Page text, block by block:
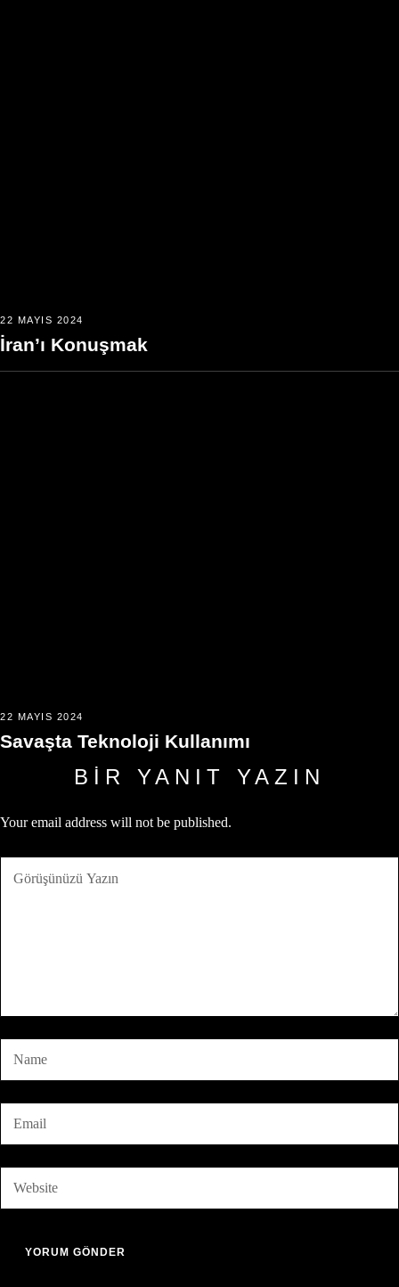
22 MAYIS 2024
İran’ı Konuşmak
22 MAYIS 2024
Savaşta Teknoloji Kullanımı
BIR YANIT YAZIN
Your email address will not be published.